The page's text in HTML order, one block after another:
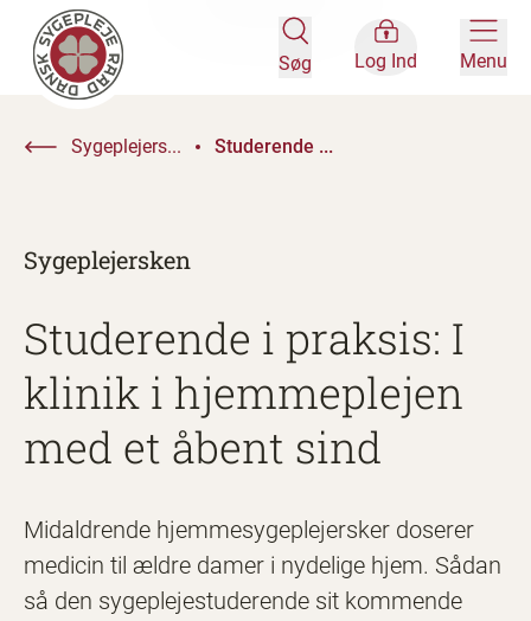
Søg Log Ind Menu
Sygeplejers... Studerende ...
Sygeplejersken
Studerende i praksis: I
klinik i hjemmeplejen
med et åbent sind
Midaldrende hjemmesygeplejersker doserer
medicin til ældre damer i nydelige hjem. Sådan
så den sygeplejestuderende sit kommende